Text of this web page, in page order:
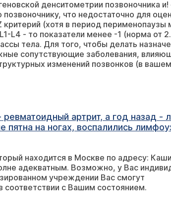
прогестерона. Функция ЩЖ не
часто бывает ниже нормы
ли вводить препараты
Большой дефицит веса при
денситометрии признаков склероза
если менопауза еще не
денситометрии позвоночника и!
(хотя в период
L4 - то показатели менее -1 (норма от
тела. Для того, чтобы делать
год назад - люпус.
проконсультировать и подобрать курс и дозировку препаратов в соответствии с Вашим состоянием.